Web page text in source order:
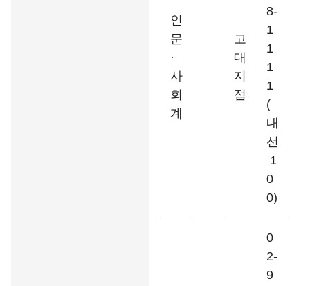
인
문
·
사
회
계
고
대
지
점
8-
1
1
1
1
(
내
선
1
0
0)
0
2-
9